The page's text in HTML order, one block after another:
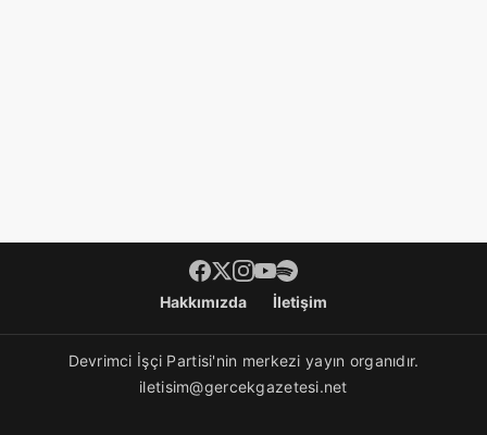
Footer menüHakkımızda İletişim
Devrimci İşçi Partisi'nin merkezi yayın organıdır.
iletisim@gercekgazetesi.net